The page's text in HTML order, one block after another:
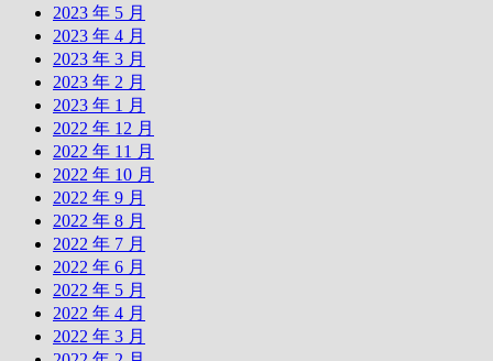
2023 年 5 月
2023 年 4 月
2023 年 3 月
2023 年 2 月
2023 年 1 月
2022 年 12 月
2022 年 11 月
2022 年 10 月
2022 年 9 月
2022 年 8 月
2022 年 7 月
2022 年 6 月
2022 年 5 月
2022 年 4 月
2022 年 3 月